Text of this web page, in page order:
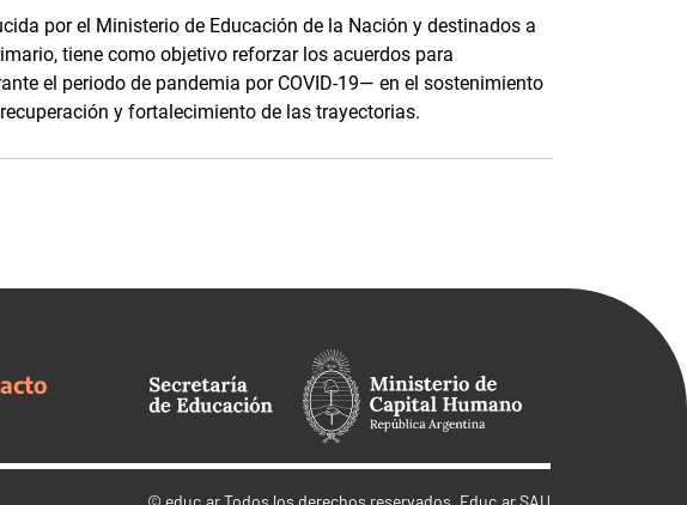
por el Ministerio de Educación de la Nación y destinados a
tiene como objetivo reforzar los acuerdos para
el periodo de pandemia por COVID-19— en el sostenimiento
y fortalecimiento de las trayectorias.
© educ.arTodos los derechos reservados. Educ.ar SAU